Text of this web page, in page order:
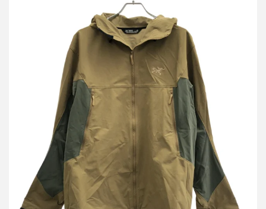
アークテリクス Serratus Hoody セラタス フーディ パーカー
X000009570
詳しく見る